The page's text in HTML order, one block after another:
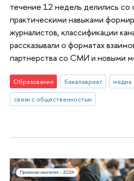
течение 12 недель делились со
практическими навыками
журналистов, классификации
рассказывали о форматах
партнерства со СМИ и новыми
Образование бакалавриат
медиа
связи с общественностью